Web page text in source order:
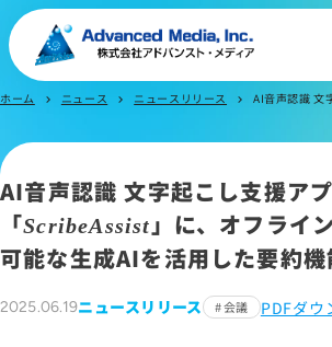
よくあるご質問
お問い合わせ
サイトマップ
サイトのご利用について
ソーシャルメディアポリシー
ホーム chevron_right ニュース chevron_right ニュースリリース chevron_right AI音声認識 文字起こし支援アプリケーショ
AI音声認識 文字起こし支援ア
「ScribeAssist」に、オフライ
可能な生成AIを活用した要約
2025.06.19ニュースリリース 会議 PDFダウ